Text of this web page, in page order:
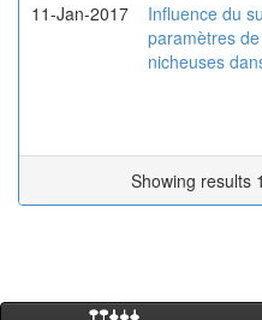
11-Jan-2017
Influence du
paramètres
nicheuses
Showing results